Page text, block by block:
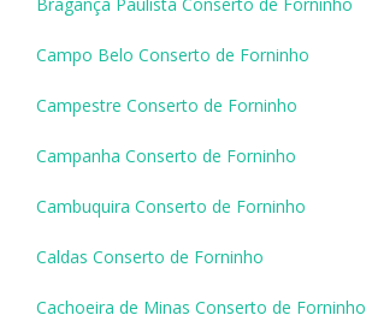
Bragança Paulista Conserto de Forninho
Campo Belo Conserto de Forninho
Campestre Conserto de Forninho
Campanha Conserto de Forninho
Cambuquira Conserto de Forninho
Caldas Conserto de Forninho
Cachoeira de Minas Conserto de Forninho